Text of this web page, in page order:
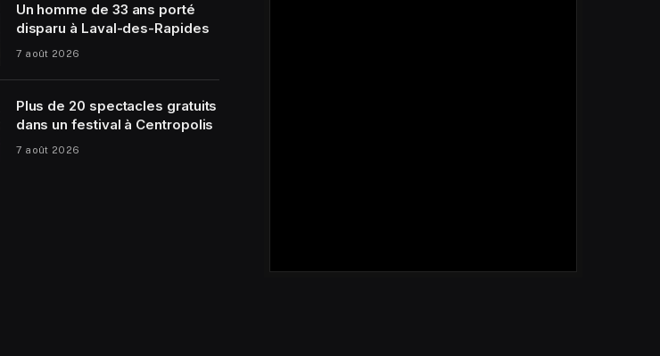
Un homme de 33 ans porté
disparu à Laval-des-Rapides
7 août 2026
Plus de 20 spectacles gratuits
dans un festival à Centropolis
7 août 2026